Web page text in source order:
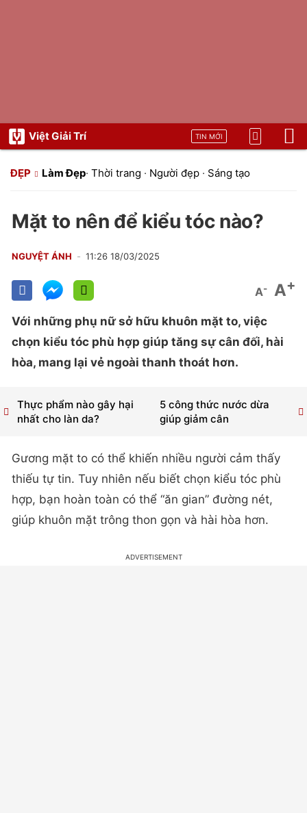
Việt Giải Trí TIN MỚI
ĐẸP Làm Đẹp· Thời trang · Người đẹp · Sáng tạo
Mặt to nên để kiểu tóc nào?
NGUYỆT ÁNH 11:26 18/03/2025
A- A+
Với những phụ nữ sở hữu khuôn mặt to, việc
chọn kiểu tóc phù hợp giúp tăng sự cân đối, hài
hòa, mang lại vẻ ngoài thanh thoát hơn.
5 công thức nước dừa
giúp giảm cân
Thực phẩm nào gây hại
nhất cho làn da?
Gương mặt to có thể khiến nhiều người cảm thấy
thiếu tự tin. Tuy nhiên nếu biết chọn kiểu tóc phù
hợp, bạn hoàn toàn có thể “ăn gian” đường nét,
giúp khuôn mặt trông thon gọn và hài hòa hơn.